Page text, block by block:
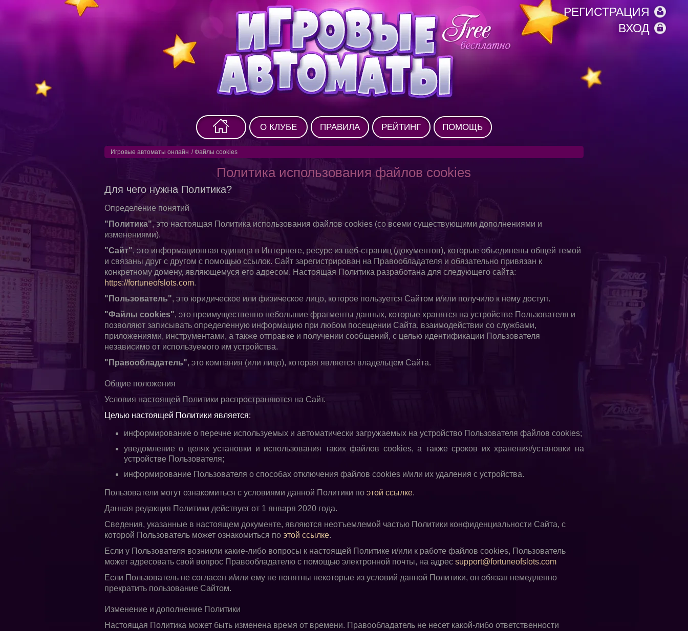
РЕГИСТРАЦИЯ
ВХОД
О КЛУБЕ ПРАВИЛА РЕЙТИНГ ПОМОЩЬ
Игровые автоматы онлайн / Файлы cookies
Политика использования файлов cookies
Для чего нужна Политика?
Определение понятий
"Политика", это настоящая Политика использования файлов cookies (со всеми существующими дополнениями и
изменениями).
"Сайт", это информационная единица в Интернете, ресурс из веб-страниц (документов), которые объединены общей темой
и связаны друг с другом с помощью ссылок. Сайт зарегистрирован на Правообладателя и обязательно привязан к
конкретному домену, являющемуся его адресом. Настоящая Политика разработана для следующего сайта:
https://fortuneofslots.com.
"Пользователь", это юридическое или физическое лицо, которое пользуется Сайтом и/или получило к нему доступ.
"Файлы cookies", это преимущественно небольшие фрагменты данных, которые хранятся на устройстве Пользователя и
позволяют записывать определенную информацию при любом посещении Сайта, взаимодействии со службами,
приложениями, инструментами, а также отправке и получении сообщений, с целью идентификации Пользователя
независимо от используемого им устройства.
"Правообладатель", это компания (или лицо), которая является владельцем Сайта.
Общие положения
Условия настоящей Политики распространяются на Сайт.
Целью настоящей Политики является:
информирование о перечне используемых и автоматически загружаемых на устройство Пользователя файлов cookies;
уведомление о целях установки и использования таких файлов cookies, а также сроков их хранения/установки на
устройстве Пользователя;
информирование Пользователя о способах отключения файлов cookies и/или их удаления с устройства.
Пользователи могут ознакомиться с условиями данной Политики по этой ссылке.
Данная редакция Политики действует от 1 января 2020 годa.
Сведения, указанные в настоящем документе, являются неотъемлемой частью Политики конфиденциальности Сайта, с
которой Пользователь может ознакомиться по этой ссылке.
Если у Пользователя возникли какие-либо вопросы к настоящей Политике и/или к работе файлов cookies, Пользователь
может адресовать свой вопрос Правообладателю с помощью электронной почты, на адрес support@fortuneofslots.com
Если Пользователь не согласен и/или ему не понятны некоторые из условий данной Политики, он обязан немедленно
прекратить пользование Сайтом.
Изменение и дополнение Политики
Настоящая Политика может быть изменена время от времени. Правообладатель не несет какой-либо ответственности